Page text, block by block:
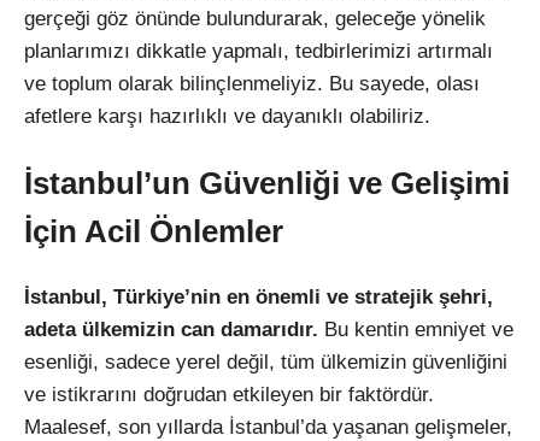
gerçeği göz önünde bulundurarak, geleceğe yönelik
planlarımızı dikkatle yapmalı, tedbirlerimizi artırmalı
ve toplum olarak bilinçlenmeliyiz. Bu sayede, olası
afetlere karşı hazırlıklı ve dayanıklı olabiliriz.
İstanbul’un Güvenliği ve Gelişimi
İçin Acil Önlemler
İstanbul, Türkiye’nin en önemli ve stratejik şehri,
adeta ülkemizin can damarıdır. Bu kentin emniyet ve
esenliği, sadece yerel değil, tüm ülkemizin güvenliğini
ve istikrarını doğrudan etkileyen bir faktördür.
Maalesef, son yıllarda İstanbul’da yaşanan gelişmeler,